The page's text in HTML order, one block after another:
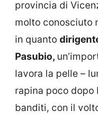
provincia di
molto conosciuto
in quanto
Pasubio,
lavora la pelle –
rapina poco dopo
banditi, con il